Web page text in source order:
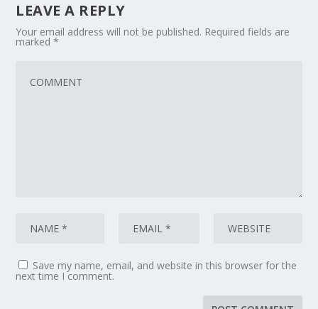
LEAVE A REPLY
Your email address will not be published. Required fields are
marked*
Save my name, email, and website in this browser for the
next time I comment.